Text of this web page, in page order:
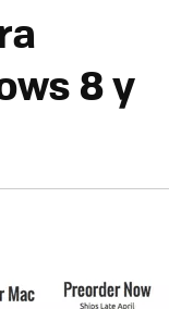
8 y